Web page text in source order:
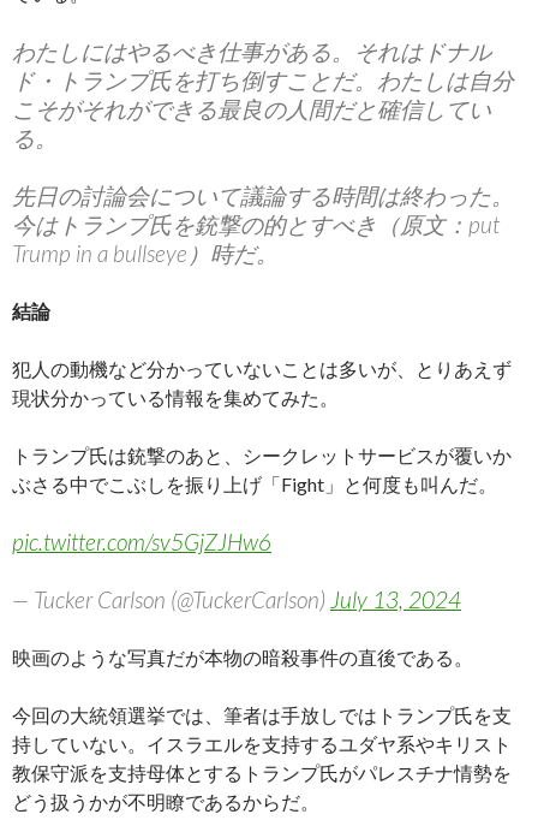
わたしにはやるべき仕事がある。それはドナル
ド・トランプ氏を打ち倒すことだ。わたしは自分
こそがそれができる最良の人間だと確信してい
る。
先日の討論会について議論する時間は終わった。
今はトランプ氏を銃撃の的とすべき（原文：put
Trump in a bullseye）時だ。
結論
犯人の動機など分かっていないことは多いが、とりあえず
現状分かっている情報を集めてみた。
トランプ氏は銃撃のあと、シークレットサービスが覆いか
ぶさる中でこぶしを振り上げ「Fight」と何度も叫んだ。
pic.twitter.com/sv5GjZJHw6
— Tucker Carlson (@TuckerCarlson) July 13, 2024
映画のような写真だが本物の暗殺事件の直後である。
今回の大統領選挙では、筆者は手放しではトランプ氏を支
持していない。イスラエルを支持するユダヤ系やキリスト
教保守派を支持母体とするトランプ氏がパレスチナ情勢を
どう扱うかが不明瞭であるからだ。